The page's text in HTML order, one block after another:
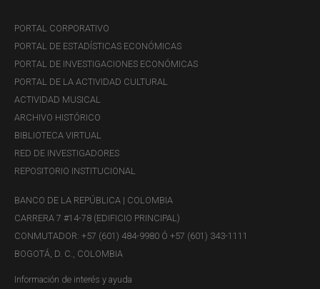
El crédito a empresas muestra señales de
recuperación. Sin embargo, el endeudamiento
empresarial sigue creciendo menos que la economía,
en un entorno de alta incertidumbre y baja inversión. La
morosidad de estos créditos disminuyó, aunque con
PORTAL CORPORATIVO
PORTAL DE ESTADÍSTICAS ECONÓMICAS
PORTAL DE INVESTIGACIONES ECONÓMICAS
PORTAL DE LA ACTIVIDAD CULTURAL
ACTIVIDAD MUSICAL
ARCHIVO HISTÓRICO
BIBLIOTECA VIRTUAL
RED DE INVESTIGADORES
REPOSITORIO INSTITUCIONAL
BANCO DE LA REPÚBLICA | COLOMBIA
CARRERA 7 #14-78 (EDIFICIO PRINCIPAL)
CONMUTADOR: +57 (601) 484-9980 Ó +57 (601) 343-1111
BOGOTÁ, D. C., COLOMBIA
Información de interés y ayuda